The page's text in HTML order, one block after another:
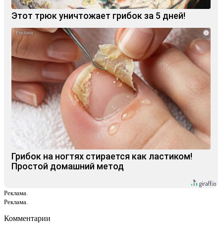
Этот трюк уничтожает грибок за 5 дней!
i
Грибок на ногтях стирается как ластиком!
Простой домашний метод
Реклама.
Реклама.
Комментарии